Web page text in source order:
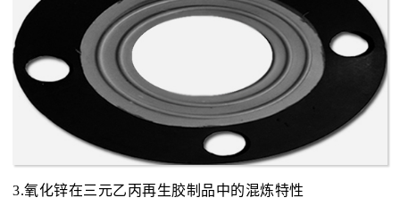
3.氧化锌在三元乙丙再生胶制品中的混炼特性